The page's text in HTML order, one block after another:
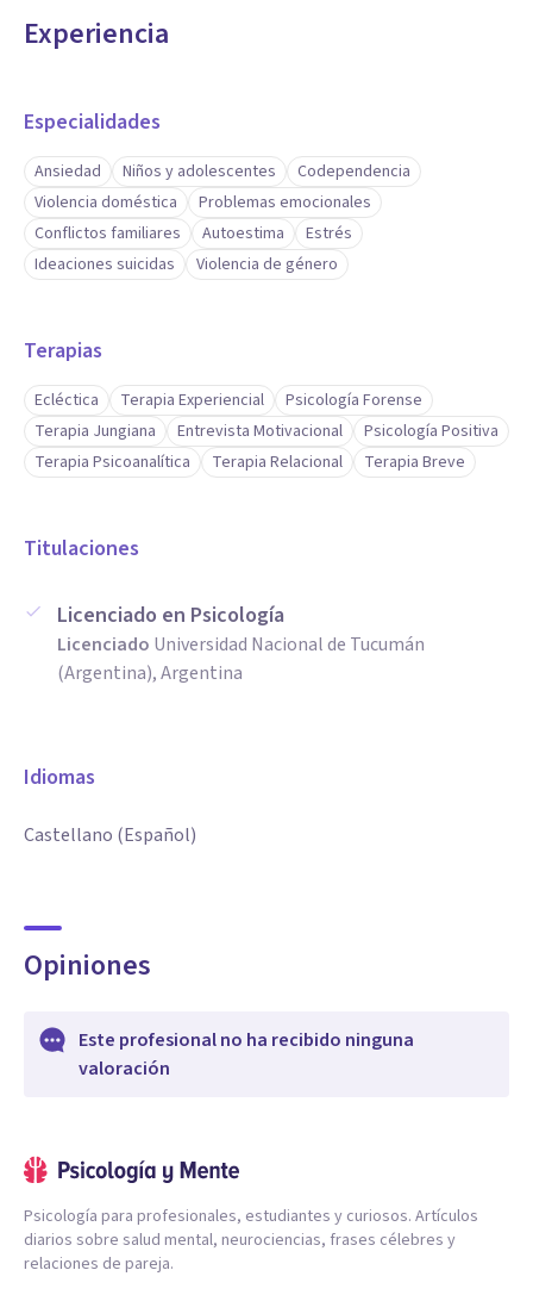
Experiencia
Especialidades
Ansiedad Niños y adolescentes
Codependencia
Violencia doméstica
Problemas emocionales
Conflictos familiares
Autoestima
Estrés
Ideaciones suicidas
Violencia de género
Terapias
Ecléctica Terapia Experiencial
Psicología Forense
Terapia Jungiana
Entrevista Motivacional
Psicología Positiva
Terapia Psicoanalítica
Terapia Relacional Terapia Breve
Titulaciones
Licenciado en Psicología
Licenciado Universidad Nacional de Tucumán
(Argentina), Argentina
Idiomas
Castellano (Español)
Opiniones
Este profesional no ha recibido ninguna
valoración
Psicología para profesionales, estudiantes y curiosos. Artículos
diarios sobre salud mental, neurociencias, frases célebres y
relaciones de pareja.